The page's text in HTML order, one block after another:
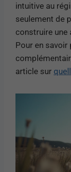
intuitive au
seulement de
construire une
Pour en
article sur